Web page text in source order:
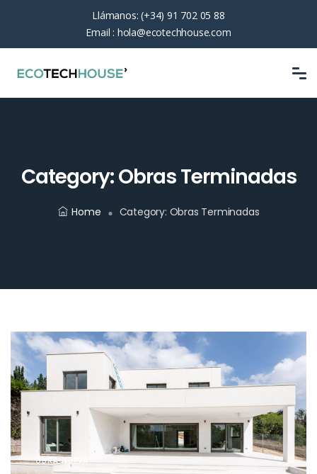
Llámanos:(+34) 91 702 05 88
Email : hola@ecotechhouse.com
Category:Obras Terminadas
Home Category: Obras Terminadas
OBRA NUEVA